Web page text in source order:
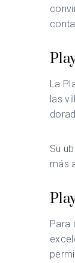
La
las
Su
más
Para